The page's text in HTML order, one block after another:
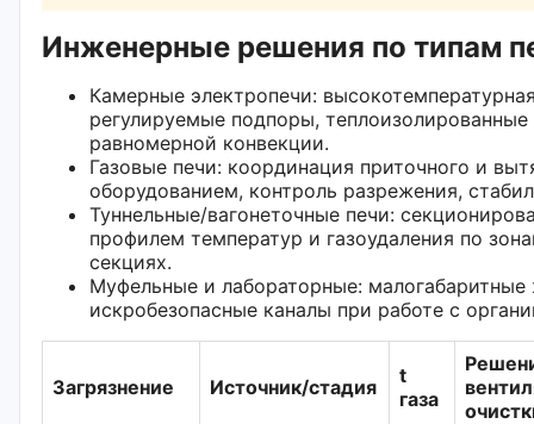
Инженерные решения по типам
Камерные электропечи:
регулируемые подпоры,
равномерной конвекции.
Газовые печи: координация приточного и
оборудованием, контроль разрежения,
Туннельные/вагонеточные печи:
профилем температур и газоудаления по
секциях.
Муфельные и лабораторные:
искробезопасные каналы при работе с
Загрязнение Источник/стадия
t
газа